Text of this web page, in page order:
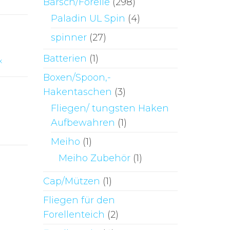
Paladin UL Spin (4)
spinner (27)
Batterien (1)
Boxen/Spoon,-
Hakentaschen (3)
Fliegen/ tungsten Haken
Aufbewahren (1)
Meiho (1)
Meiho Zubehör (1)
Cap/Mützen (1)
Fliegen für den
Forellenteich (2)